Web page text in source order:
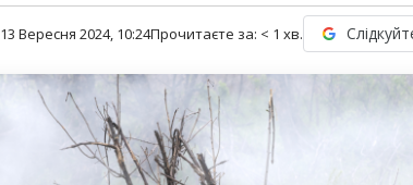
13 Вересня 2024, 10:24Прочитаєте за: < 1 хв.